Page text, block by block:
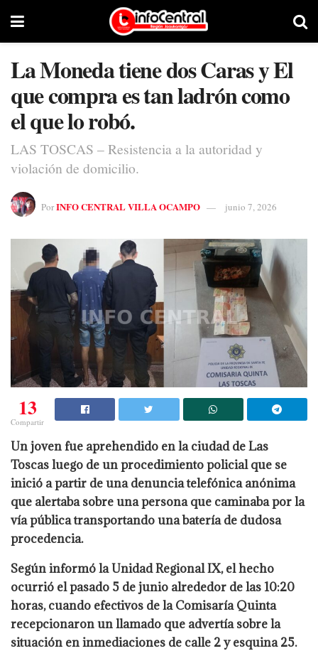
La Moneda tiene dos Caras y El
que compra es tan ladrón como
el que lo robó.
LAS TOSCAS – Resistencia a la autoridad y
violación de domicilio.
PorINFO CENTRAL VILLA OCAMPO junio 7, 2026
13
Compartir
Un joven fue aprehendido en la ciudad de Las
Toscas luego de un procedimiento policial que se
inició a partir de una denuncia telefónica anónima
que alertaba sobre una persona que caminaba por la
vía pública transportando una batería de dudosa
procedencia.
Según informó la Unidad Regional IX, el hecho
ocurrió el pasado 5 de junio alrededor de las 10:20
horas, cuando efectivos de la Comisaría Quinta
recepcionaron un llamado que advertía sobre la
situación en inmediaciones de calle 2 y esquina 25.